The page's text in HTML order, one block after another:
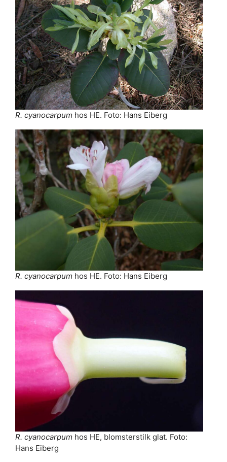
R. cyanocarpum hos HE. Foto: Hans Eiberg
R. cyanocarpum hos HE. Foto: Hans Eiberg
R. cyanocarpum hos HE, blomsterstilk glat. Foto:
Hans Eiberg